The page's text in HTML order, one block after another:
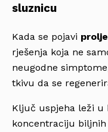
sluznicu
Kada se pojavi
rješenja koja ne
neugodne
tkivu da se
Ključ uspjeha leži u
koncentraciju